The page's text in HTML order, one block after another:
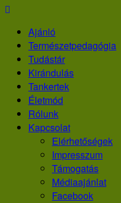
Skip
contentAjánló
Természetpedagógia
Tudástár
Kirándulás
Tankertek
Életmód
Rólunk
Kapcsolat
Elérhetőségek
Impresszum
Támogatás
Médiaajánlat
Facebook